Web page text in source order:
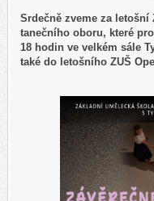
Srdečně zveme za letošní
tanečního oboru, které
18 hodin ve velkém sále
také do letošního ZUŠ